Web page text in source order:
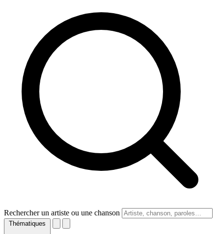
Rechercher un artiste ou une chanson
Thématiques